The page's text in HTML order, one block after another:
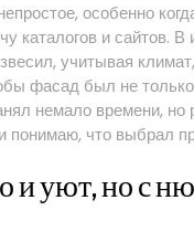
особенно
каталогов и сайтов.
учитывая
фасад был не
немало времени,
понимаю, что выбрал
и уют, но с